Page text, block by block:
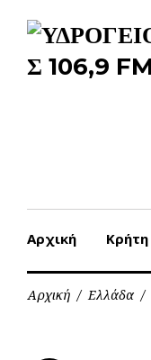
Αρχική Κρήτη
Αρχική / Ελλάδα /